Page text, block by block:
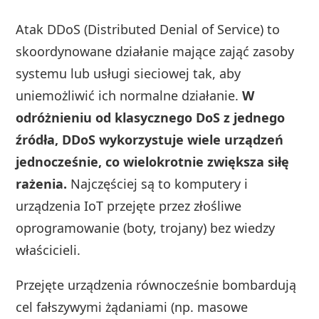
Atak DDoS (Distributed Denial of Service) to
skoordynowane działanie mające zająć zasoby
systemu lub usługi sieciowej tak, aby
uniemożliwić ich normalne działanie.W
odróżnieniu od klasycznego DoS z jednego
źródła, DDoS wykorzystuje wiele urządzeń
jednocześnie, co wielokrotnie zwiększa siłę
rażenia. Najczęściej są to komputery i
urządzenia IoT przejęte przez złośliwe
oprogramowanie (boty, trojany) bez wiedzy
właścicieli.
Przejęte urządzenia równocześnie bombardują
cel fałszywymi żądaniami (np. masowe